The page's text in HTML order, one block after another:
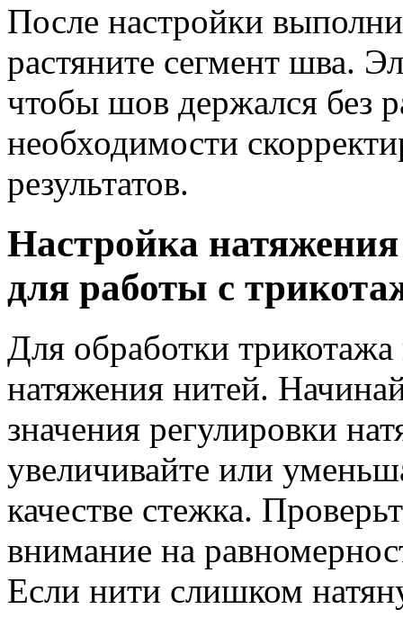
После настройки
растяните сегмент шва.
чтобы шов держался без
необходимости
результатов.
Настройка
для работы с
Для обработки
натяжения нитей.
значения регулировки
увеличивайте или
качестве стежка.
внимание на
Если нити слишком